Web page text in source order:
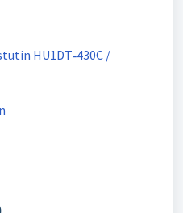
HU1DT‑430C /